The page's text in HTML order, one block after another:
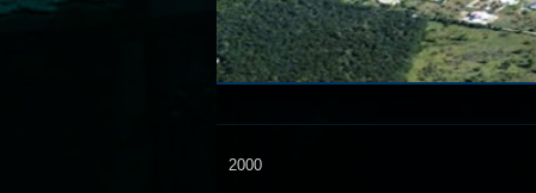
2000